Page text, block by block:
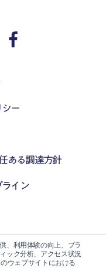
、利用体験の向上、ブラ
ック分析、アクセス状況
ウェブサイトにおける
ー
ある調達方針
イン